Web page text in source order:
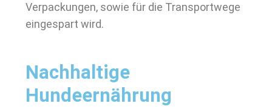
Verpackungen, sowie für die Transportwege
eingespart wird.
Nachhaltige
Hundeernährung